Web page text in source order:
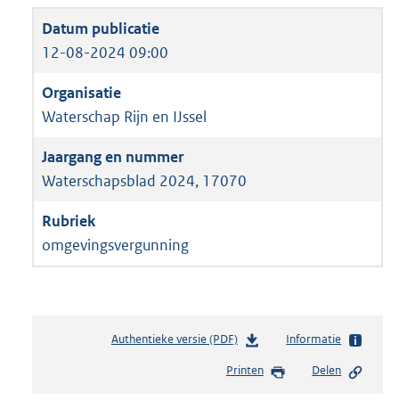
12-08-2024 09:00
Waterschap Rijn en IJssel
Waterschapsblad 2024, 17070
omgevingsvergunning
Authentieke versie (PDF)b
s
Informatie
Printen Delen